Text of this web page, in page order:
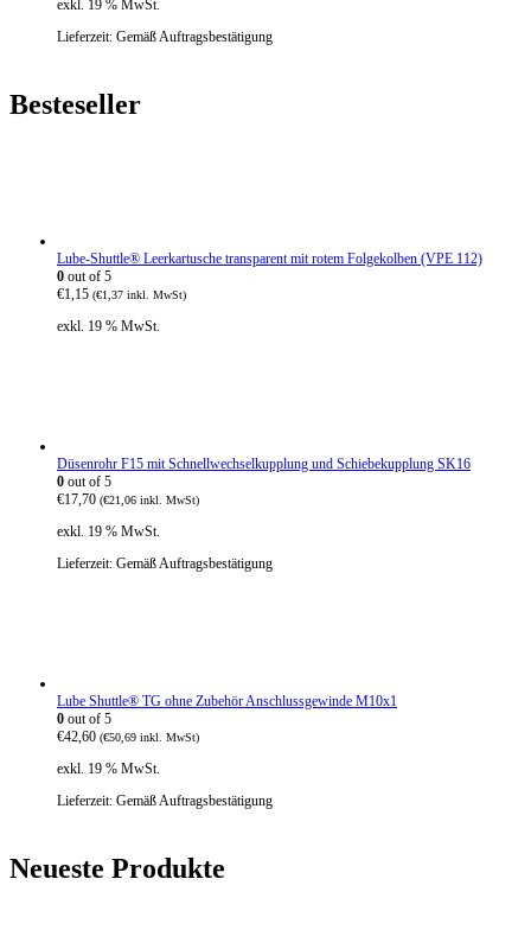
4
exkl. 19 % MwSt.
Lieferzeit: Gemäß Auftragsbestätigung
Besteseller
Lube-Shuttle® Leerkartusche transparent mit rotem Folgekolben (VPE 112)
0 out of 5
€1,15 (€1,37 inkl. MwSt)
exkl. 19 % MwSt.
Düsenrohr F15 mit Schnellwechselkupplung und Schiebekupplung SK16
0 out of 5
€17,70 (€21,06 inkl. MwSt)
exkl. 19 % MwSt.
Lieferzeit: Gemäß Auftragsbestätigung
Lube Shuttle® TG ohne Zubehör Anschlussgewinde M10x1
0 out of 5
€42,60 (€50,69 inkl. MwSt)
exkl. 19 % MwSt.
Lieferzeit: Gemäß Auftragsbestätigung
Neueste Produkte